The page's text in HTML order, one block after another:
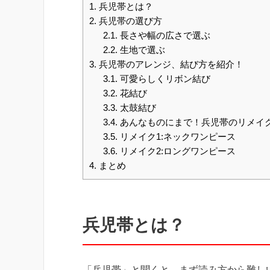
1. 兵児帯とは？
2. 兵児帯の選び方
2.1. 長さや幅の広さで選ぶ
2.2. 生地で選ぶ
3. 兵児帯のアレンジ、結び方を紹介！
3.1. 可愛らしくリボン結び
3.2. 花結び
3.3. 太鼓結び
3.4. あんなものにまで！兵児帯のリメイ
3.5. リメイク1:ネックワンピース
3.6. リメイク2:ロングワンピース
4. まとめ
兵児帯とは？